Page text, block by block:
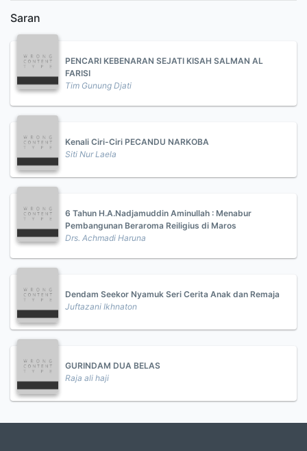
Saran
PENCARI KEBENARAN SEJATI KISAH SALMAN AL
FARISI
Tim Gunung Djati
Kenali Ciri-Ciri PECANDU NARKOBA
Siti Nur Laela
6 Tahun H.A.Nadjamuddin Aminullah : Menabur
Pembangunan Beraroma Reiligius di Maros
Drs. Achmadi Haruna
Dendam Seekor Nyamuk Seri Cerita Anak dan Remaja
Juftazani Ikhnaton
GURINDAM DUA BELAS
Raja ali haji